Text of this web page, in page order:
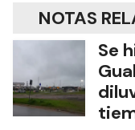
NOTAS
Se